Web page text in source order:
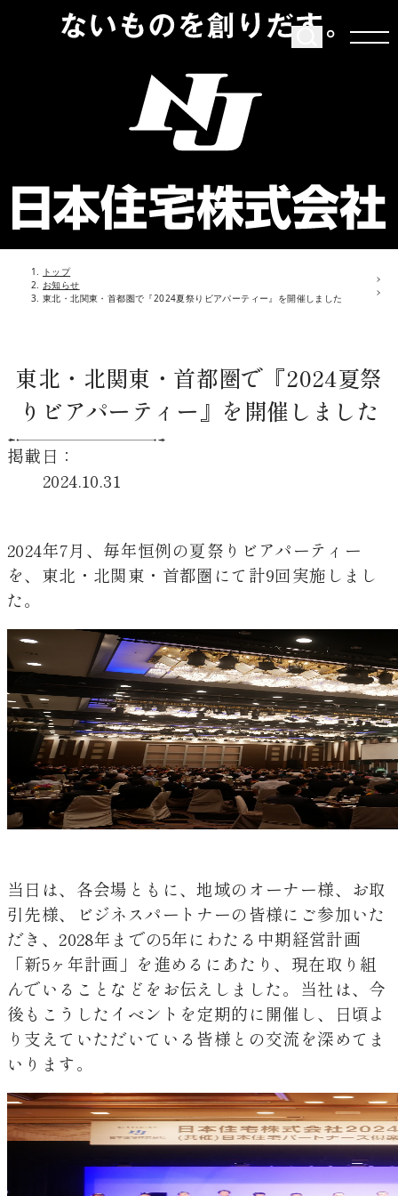
トップ
お知らせ
東北・北関東・首都圏で『2024夏祭りビアパーティー』を開催しました
東北・北関東・首都圏で『2024夏祭
りビアパーティー』を開催しました
掲載日：
2024.10.31
2024年7月、毎年恒例の夏祭りビアパーティー
を、東北・北関東・首都圏にて計9回実施しまし
た。
当日は、各会場ともに、地域のオーナー様、お取
引先様、ビジネスパートナーの皆様にご参加いた
だき、2028年までの5年にわたる中期経営計画
「新5ヶ年計画」を進めるにあたり、現在取り組
んでいることなどをお伝えしました。当社は、今
後もこうしたイベントを定期的に開催し、日頃よ
り支えていただいている皆様との交流を深めてま
いります。